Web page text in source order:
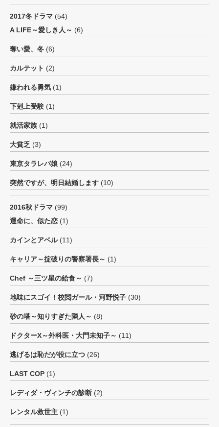
2017冬ドラマ (54)
A LIFE～愛しき人～ (6)
奪い愛、冬 (6)
カルテット (2)
嫌われる勇気 (1)
下剋上受験 (1)
就活家族 (1)
大貧乏 (3)
東京タラレバ娘 (24)
突然ですが、明日結婚します (10)
2016秋ドラマ (99)
運命に、似た恋 (1)
カインとアベル(11)
キャリア～掟破りの警察署長～ (1)
Chef ～三ツ星の給食～ (7)
地味にスゴイ！校閲ガール・河野悦子 (30)
砂の塔～知りすぎた隣人～ (8)
ドクターX～外科医・大門未知子～ (11)
逃げるは恥だが役に立つ (26)
LAST COP (1)
レディダ・ヴィンチの診断 (2)
レンタル救世主 (1)